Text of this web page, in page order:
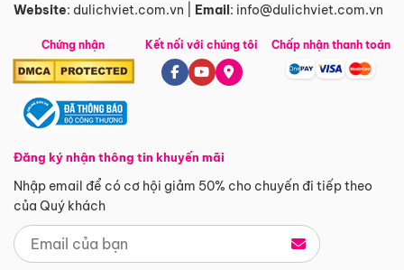
Website: dulichviet.com.vn Email: info@dulichviet.com.vn
Chứng nhận
Đăng ký nhận thông tin khuyến mãi
Nhập email để có cơ hội giảm 50% cho chuyến đi tiếp theo
của Quý khách
Kết nối với chúng tôi Chấp nhận thanh toán